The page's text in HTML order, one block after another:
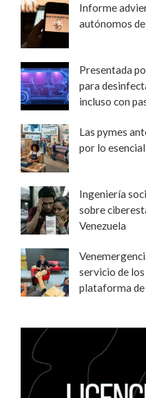
Informe
autónomos
Presentada
para
incluso con
Las pymes
por lo
Ingeniería
sobre
Venezuela
servicio de
plataforma